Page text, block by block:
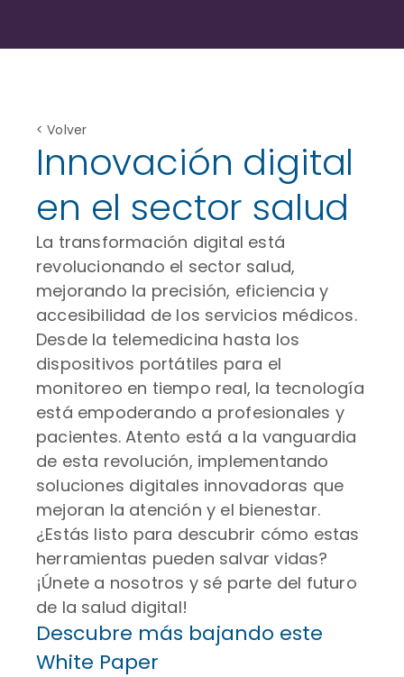
< Volver
Innovación digital
en el sector salud
La transformación digital está
revolucionando el sector salud,
mejorando la precisión, eficiencia y
accesibilidad de los servicios médicos.
Desde la telemedicina hasta los
dispositivos portátiles para el
monitoreo en tiempo real, la tecnología
está empoderando a profesionales y
pacientes. Atento está a la vanguardia
de esta revolución, implementando
soluciones digitales innovadoras que
mejoran la atención y el bienestar.
¿Estás listo para descubrir cómo estas
herramientas pueden salvar vidas?
¡Únete a nosotros y sé parte del futuro
de la salud digital!
Descubre más bajando este
White Paper